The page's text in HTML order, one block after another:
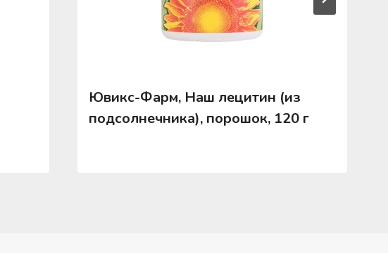
Ювикс-Фарм, Наш лецитин (из
подсолнечника), порошок, 120 г